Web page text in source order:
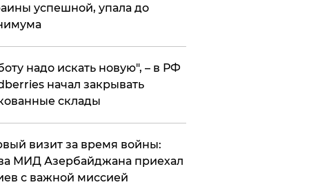
успешной, упала до
надо искать новую", – в РФ
начал закрывать
склады
визит за время войны:
МИД Азербайджана приехал
с важной миссией